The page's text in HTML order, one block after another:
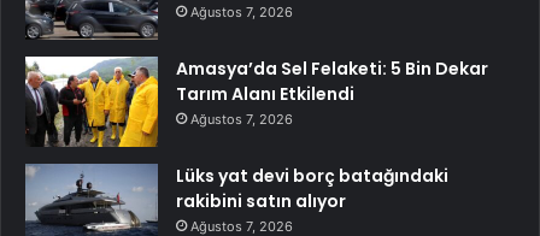
Ağustos 7, 2026
Amasya’da Sel Felaketi: 5 Bin Dekar
Tarım Alanı Etkilendi
Ağustos 7, 2026
Lüks yat devi borç batağındaki
rakibini satın alıyor
Ağustos 7, 2026